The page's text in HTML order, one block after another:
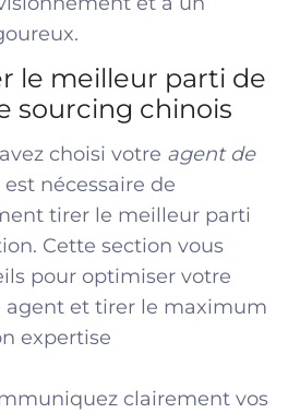
le meilleur parti de
sourcing chinois
choisi votre agent de
est nécessaire de
tirer le meilleur parti
Cette section vous
pour optimiser votre
agent et tirer le maximum
expertise
clairement vos